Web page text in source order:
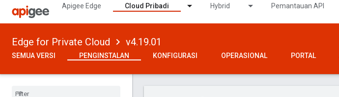
Apigee Edge Cloud Pribadi Hybrid Pemantauan API
Edge for Private Cloud v4.19.01
SEMUA VERSI PENGINSTALAN KONFIGURASI OPERASIONAL PORTAL